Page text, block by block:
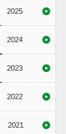
2025
2024
2023
2022
2021